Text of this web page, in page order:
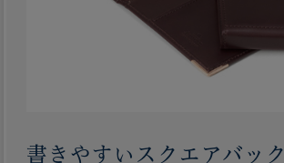
書きやすいスクエアバック